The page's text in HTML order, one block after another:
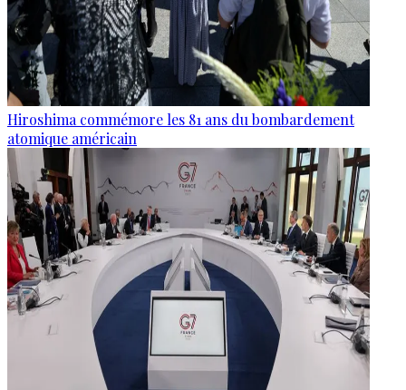
Hiroshima commémore les 81 ans du bombardement
atomique américain